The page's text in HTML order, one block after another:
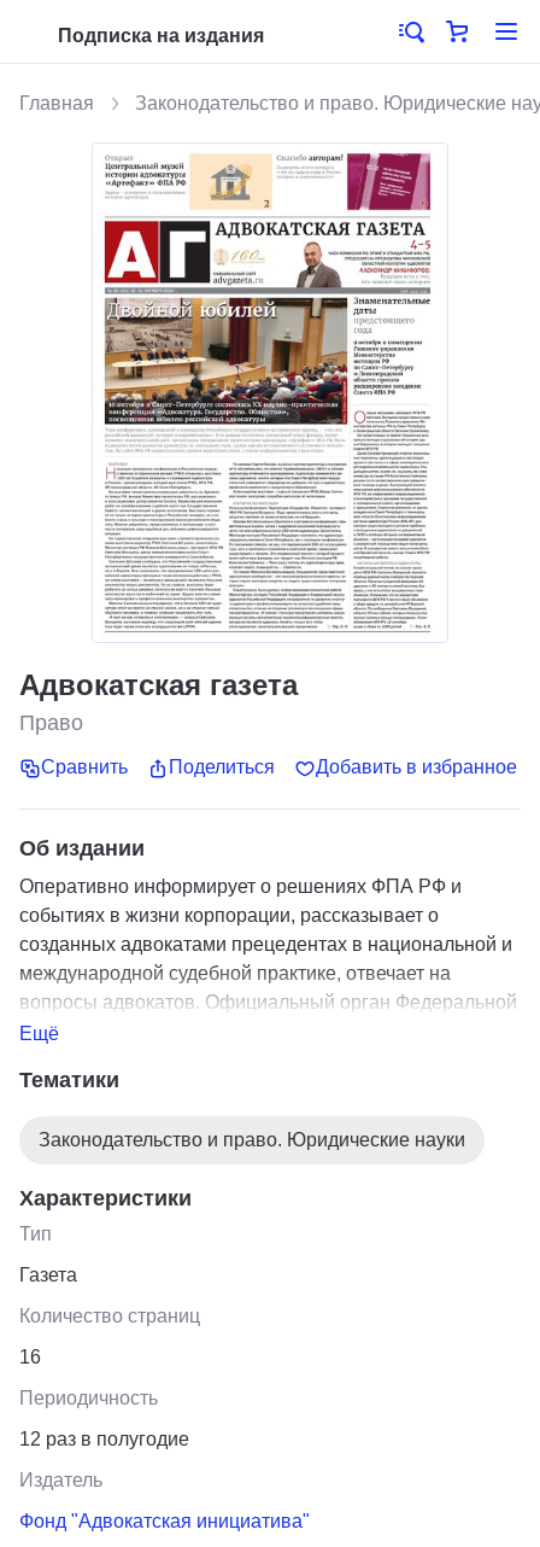
Подписка на издания
Главная Законодательство и право. Юридические
Адвокатская газета
Право
Сравнить Поделиться Добавить в избранное
Об издании
Оперативно информирует о решениях ФПА РФ и
событиях в жизни корпорации, рассказывает о
созданных адвокатами прецедентах в национальной и
международной судебной практике, отвечает на
вопросы адвокатов. Официальный орган Федеральной
палаты адвокатов РФ.
Ещё
Тематики
Законодательство и право. Юридические науки
Характеристики
Тип
Газета
Количество страниц
16
Периодичность
12 раз в полугодие
Издатель
Фонд "Адвокатская инициатива"